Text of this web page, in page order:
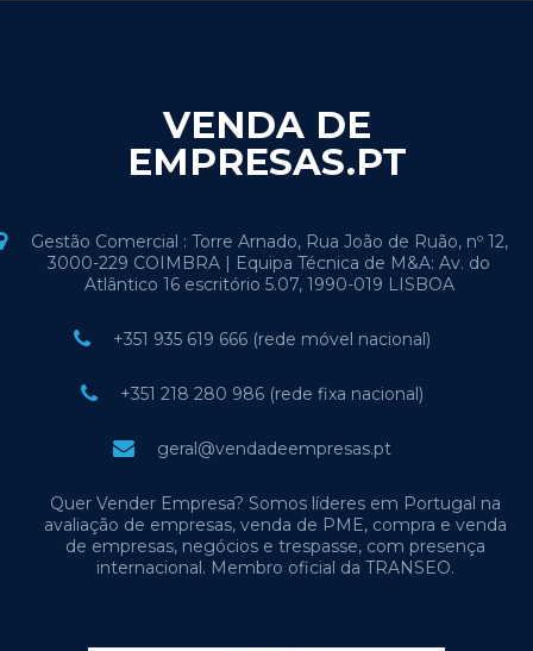
VENDA DE
EMPRESAS.PT
Gestão Comercial : Torre Arnado, Rua João de Ruão, nº 12,
3000-229 COIMBRA | Equipa Técnica de M&A: Av. do
Atlântico 16 escritório 5.07, 1990-019 LISBOA
+351 935 619 666 (rede móvel nacional)
+351 218 280 986 (rede fixa nacional)
geral@vendadeempresas.pt
Quer Vender Empresa? Somos líderes em Portugal na
avaliação de empresas, venda de PME, compra e venda
de empresas, negócios e trespasse, com presença
internacional. Membro oficial da TRANSEO.